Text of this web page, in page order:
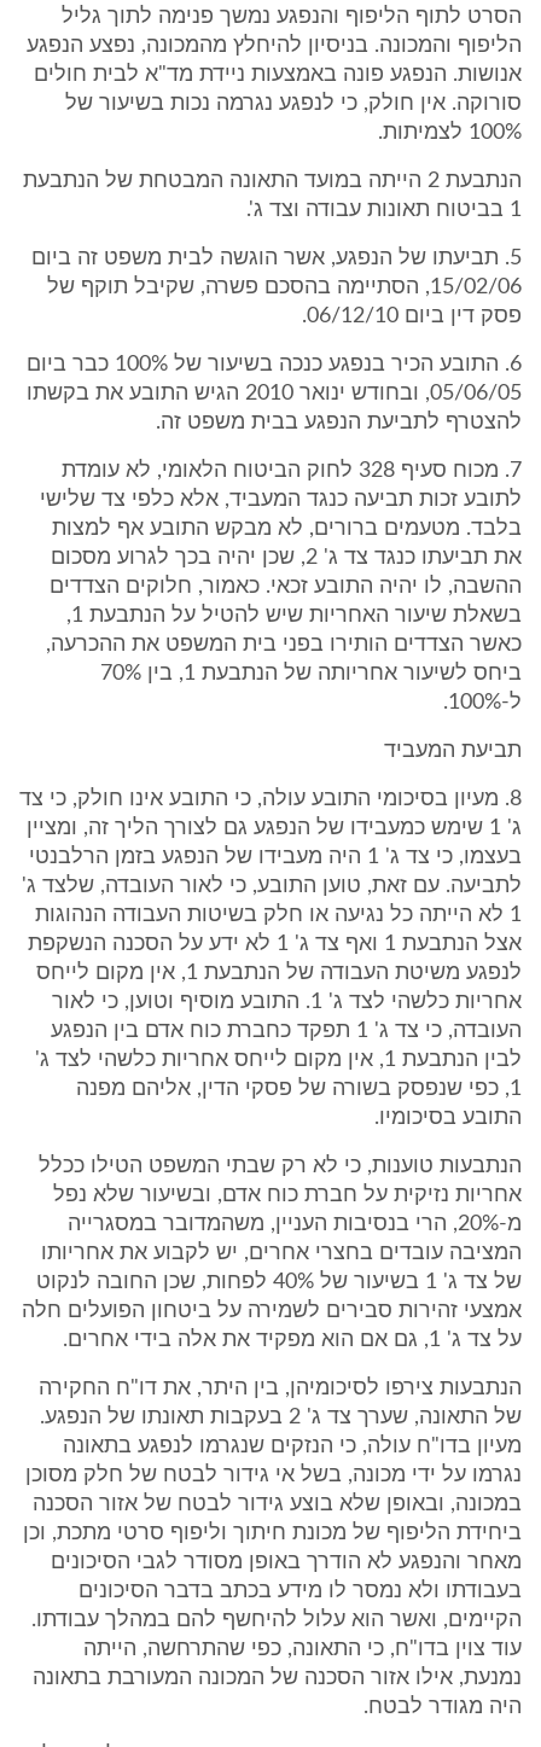
הסרט לתוף הליפוף והנפגע נמשך פנימה לתוך גליל
הליפוף והמכונה. בניסיון להיחלץ מהמכונה, נפצע הנפגע
אנושות. הנפגע פונה באמצעות ניידת מד"א לבית חולים
סורוקה. אין חולק, כי לנפגע נגרמה נכות בשיעור של
100% לצמיתות.
הנתבעת 2 הייתה במועד התאונה המבטחת של הנתבעת
1 בביטוח תאונות עבודה וצד ג'.
5. תביעתו של הנפגע, אשר הוגשה לבית משפט זה ביום
15/02/06, הסתיימה בהסכם פשרה, שקיבל תוקף של
פסק דין ביום 06/12/10.
6. התובע הכיר בנפגע כנכה בשיעור של 100% כבר ביום
05/06/05, ובחודש ינואר 2010 הגיש התובע את בקשתו
להצטרף לתביעת הנפגע בבית משפט זה.
7. מכוח סעיף 328 לחוק הביטוח הלאומי, לא עומדת
לתובע זכות תביעה כנגד המעביד, אלא כלפי צד שלישי
בלבד. מטעמים ברורים, לא מבקש התובע אף למצות
את תביעתו כנגד צד ג' 2, שכן יהיה בכך לגרוע מסכום
ההשבה, לו יהיה התובע זכאי. כאמור, חלוקים הצדדים
בשאלת שיעור האחריות שיש להטיל על הנתבעת 1,
כאשר הצדדים הותירו בפני בית המשפט את ההכרעה,
ביחס לשיעור אחריותה של הנתבעת 1, בין 70%
ל-100%.
תביעת המעביד
8. מעיון בסיכומי התובע עולה, כי התובע אינו חולק, כי צד
ג' 1 שימש כמעבידו של הנפגע גם לצורך הליך זה, ומציין
בעצמו, כי צד ג' 1 היה מעבידו של הנפגע בזמן הרלבנטי
לתביעה. עם זאת, טוען התובע, כי לאור העובדה, שלצד ג'
1 לא הייתה כל נגיעה או חלק בשיטות העבודה הנהוגות
אצל הנתבעת 1 ואף צד ג' 1 לא ידע על הסכנה הנשקפת
לנפגע משיטת העבודה של הנתבעת 1, אין מקום לייחס
אחריות כלשהי לצד ג' 1. התובע מוסיף וטוען, כי לאור
העובדה, כי צד ג' 1 תפקד כחברת כוח אדם בין הנפגע
לבין הנתבעת 1, אין מקום לייחס אחריות כלשהי לצד ג'
1, כפי שנפסק בשורה של פסקי הדין, אליהם מפנה
התובע בסיכומיו.
הנתבעות טוענות, כי לא רק שבתי המשפט הטילו ככלל
אחריות נזיקית על חברת כוח אדם, ובשיעור שלא נפל
מ-20%, הרי בנסיבות העניין, משהמדובר במסגרייה
המציבה עובדים בחצרי אחרים, יש לקבוע את אחריותו
של צד ג' 1 בשיעור של 40% לפחות, שכן החובה לנקוט
אמצעי זהירות סבירים לשמירה על ביטחון הפועלים חלה
על צד ג' 1, גם אם הוא מפקיד את אלה בידי אחרים.
הנתבעות צירפו לסיכומיהן, בין היתר, את דו"ח החקירה
של התאונה, שערך צד ג' 2 בעקבות תאונתו של הנפגע.
מעיון בדו"ח עולה, כי הנזקים שנגרמו לנפגע בתאונה
נגרמו על ידי מכונה, בשל אי גידור לבטח של חלק מסוכן
במכונה, ובאופן שלא בוצע גידור לבטח של אזור הסכנה
ביחידת הליפוף של מכונת חיתוך וליפוף סרטי מתכת, וכן
מאחר והנפגע לא הודרך באופן מסודר לגבי הסיכונים
בעבודתו ולא נמסר לו מידע בכתב בדבר הסיכונים
הקיימים, ואשר הוא עלול להיחשף להם במהלך עבודתו.
עוד צוין בדו"ח, כי התאונה, כפי שהתרחשה, הייתה
נמנעת, אילו אזור הסכנה של המכונה המעורבת בתאונה
היה מגודר לבטח.